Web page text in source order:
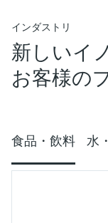
インダストリ
新しいイ
お客様の
食品・飲料 水